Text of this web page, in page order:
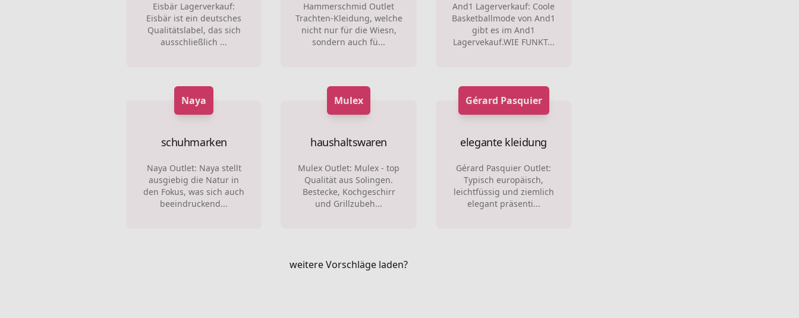
Eisbär Lagerverkauf:
Eisbär ist ein deutsches
Qualitätslabel, das sich
ausschließlich ...
Hammerschmid Outlet
Trachten-Kleidung, welche
nicht nur für die Wiesn,
sondern auch fü...
And1 Lagerverkauf: Coole
Basketballmode von And1
gibt es im And1
Lagervekauf.WIE FUNKT...
Naya
schuhmarken
Naya Outlet: Naya stellt
ausgiebig die Natur in
den Fokus, was sich auch
beeindruckend...
Mulex
haushaltswaren
Mulex Outlet: Mulex - top
Qualität aus Solingen.
Bestecke, Kochgeschirr
und Grillzubeh...
Gérard Pasquier
elegante kleidung
Gérard Pasquier Outlet:
Typisch europäisch,
leichtfüssig und ziemlich
elegant präsenti...
weitere Vorschläge laden?